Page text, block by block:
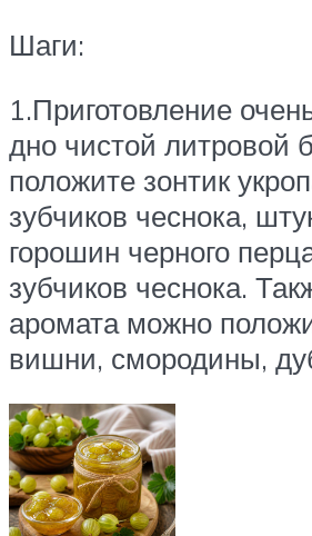
Шаги:
1.Приготовление
дно чистой литровой
положите зонтик
зубчиков чеснока,
горошин черного
зубчиков чеснока.
аромата можно
вишни, смородины,